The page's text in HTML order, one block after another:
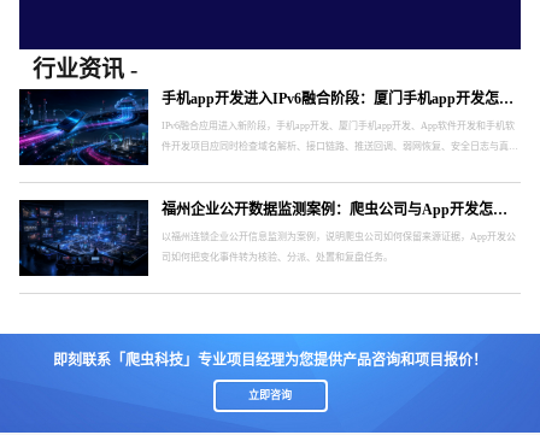
行业资讯 -
手机app开发进入IPv6融合阶段：厦门手机app开发怎样验收真实网络
IPv6融合应用进入新阶段，手机app开发、厦门手机app开发、App软件开发和手机软
件开发项目应同时检查域名解析、接口链路、推送回调、弱网恢复、安全日志与真实
福州企业公开数据监测案例：爬虫公司与App开发怎样形成处置闭环
以福州连锁企业公开信息监测为案例，说明爬虫公司如何保留来源证据，App开发公
司如何把变化事件转为核验、分派、处置和复盘任务。
即刻联系「爬虫科技」专业项目经理为您提供产品咨询和项目报价！
立即咨询